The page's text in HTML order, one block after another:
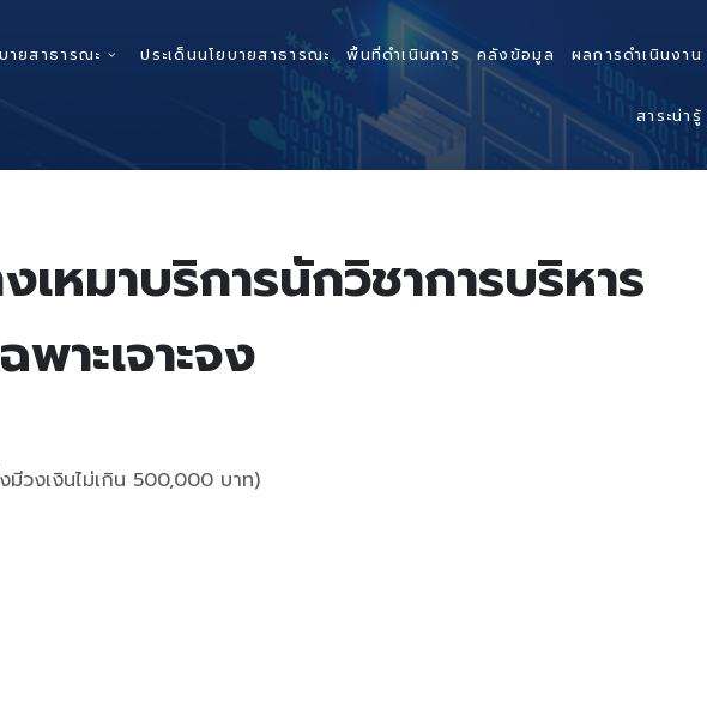
ายสาธารณะ ประเด็นนโยบายสาธารณะ พื้นที่ดำเนินการ คลังข้อมูล ผลการดำเนินงาน
สาระน่ารู้
หมาบริการนักวิชาการบริหาร
าะเจาะจง
มีวงเงินไม่เกิน 500,000 บาท)